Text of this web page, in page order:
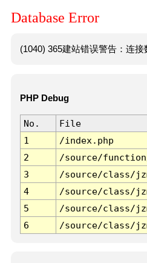
Database Error
(1040) 365建站错误警告：连
PHP Debug
No. File
1
/index.php
2
/source/
3
/source/class/
4
/source/class/
5
/source/class/
6
/source/class/